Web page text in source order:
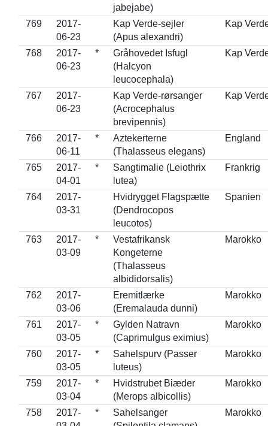
jabejabe)
769
2017-
06-23
Kap Verde-sejler
(Apus alexandri)
Kap
768
2017-
06-23
*
Gråhovedet Isfugl
(Halcyon
leucocephala)
Kap
767
2017-
06-23
Kap Verde-rørsanger
(Acrocephalus
brevipennis)
Kap
766
2017-
06-11
*
Aztekerterne
(Thalasseus elegans)
England
765
2017-
04-01
*
Sangtimalie (Leiothrix
lutea)
Frankrig
764
2017-
03-31
Hvidrygget Flagspætte
(Dendrocopos
leucotos)
Spanien
763
2017-
03-09
*
Vestafrikansk
Kongeterne
(Thalasseus
albididorsalis)
Marokko
762
2017-
03-06
Eremitlærke
(Eremalauda dunni)
Marokko
761
2017-
03-05
*
Gylden Natravn
(Caprimulgus eximius)
Marokko
760
2017-
03-05
*
Sahelspurv (Passer
luteus)
Marokko
759
2017-
03-04
*
Hvidstrubet Biæder
(Merops albicollis)
Marokko
758
2017-
*
Sahelsanger
Marokko